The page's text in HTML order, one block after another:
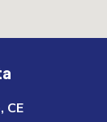
CE